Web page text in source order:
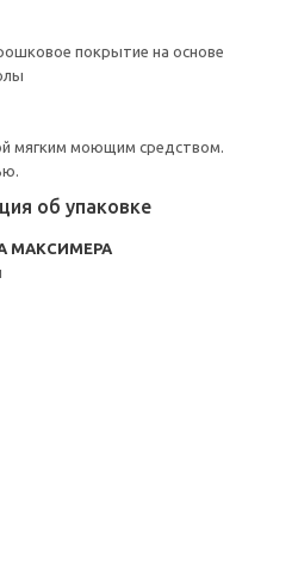
покрытие на основе
мягким моющим средством.
об упаковке
МАКСИМЕРА